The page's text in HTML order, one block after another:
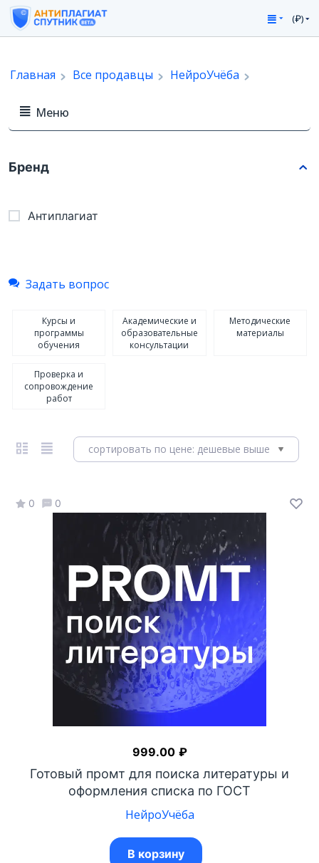
(₽)
Главная Все продавцы НейроУчёба
Меню
Бренд
Антиплагиат
Задать вопрос
Курсы и
программы
обучения
Академические и
образовательные
консультации
Методические
материалы
Проверка и
сопровождение
работ
сортировать по цене: дешевые выше
0 0
Готовый промт для поиска литературы и
оформления списка по ГОСТ
НейроУчёба
999.00 ₽
В корзину